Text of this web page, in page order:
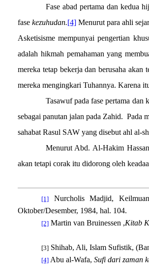
Fase abad pertama dan kedua
fasekezuhudan.[4] Menurut para ahli
Asketisisme mempunyai pengertian
adalah hikmah pemahaman yang
mereka tetap bekerja dan berusaha
mereka mengingkari Tuhannya. Karena
Tasawuf pada fase pertama
sebagai panutan jalan pada Zahid. Pada
sahabat Rasul SAW yang disebut ahl al-
Menurut Abd. Al-Hakim
akan tetapi corak itu didorong oleh
[1] Nurcholis Madjid,
Oktober/Desember, 1984, hal. 104.
[2] Martin van Bruinessen ,Kitab
[3] Shihab, Ali, Islam Sufistik, (
[4] Abu al-Wafa, Sufi dari zaman